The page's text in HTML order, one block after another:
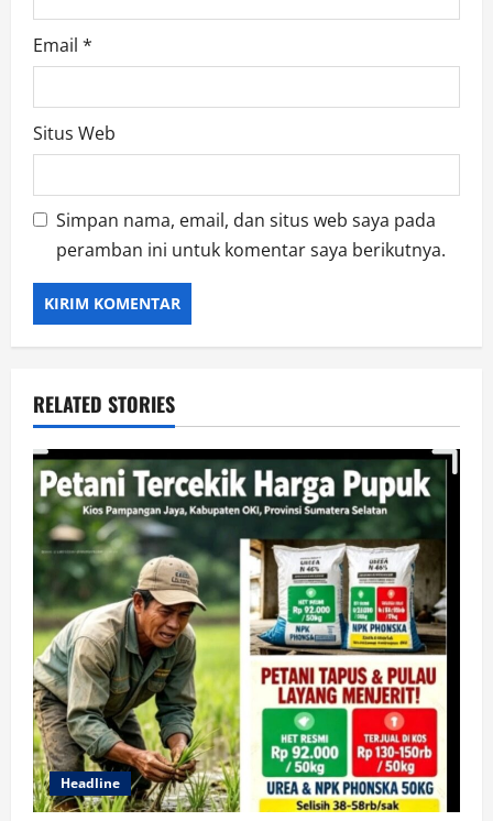
Email *
Situs Web
Simpan nama, email, dan situs web saya pada
peramban ini untuk komentar saya berikutnya.
RELATED STORIES
Headline